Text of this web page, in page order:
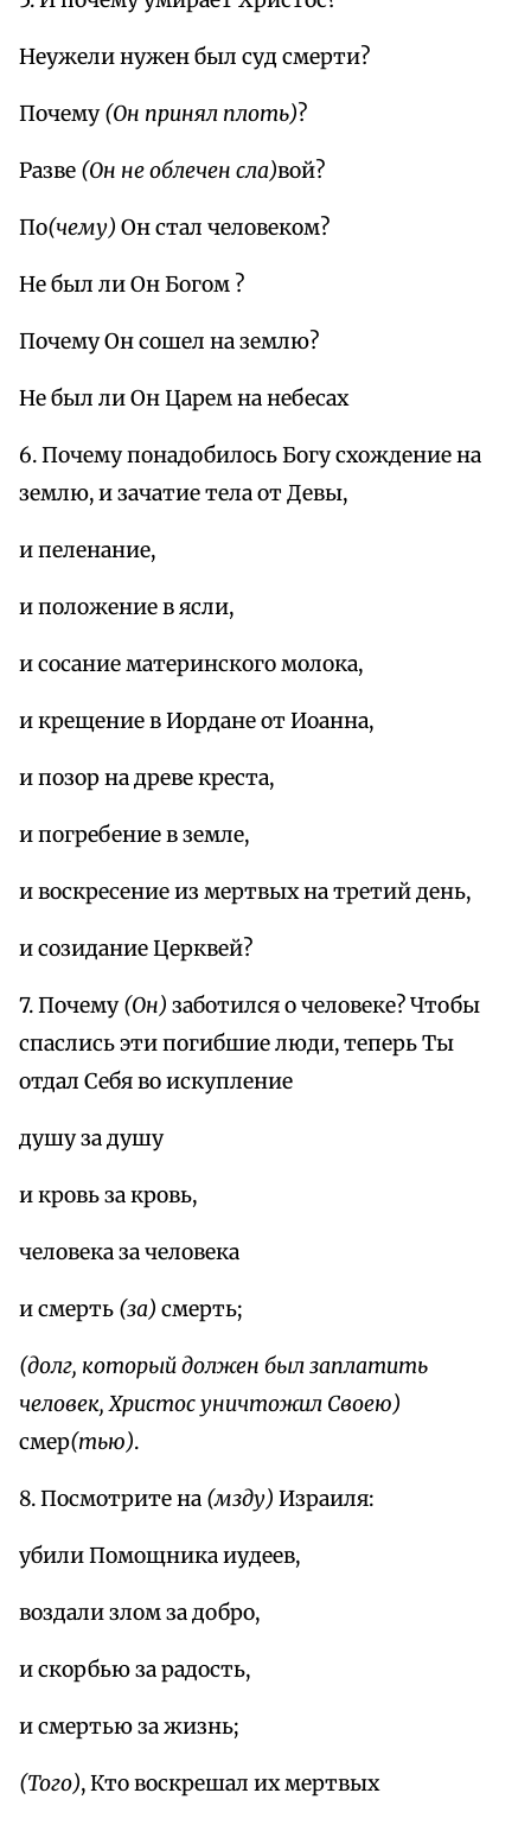
Неужели нужен был суд смерти?
Почему(Он принял плоть)?
Разве (Он не облечен сла)вой?
По(чему) Он стал человеком?
Не был ли Он Богом ?
Почему Он сошел на землю?
Не был ли Он Царем на небесах
6. Почему понадобилось Богу схождение на
землю, и зачатие тела от Девы,
и пеленание,
и положение в ясли,
и сосание материнского молока,
и крещение в Иордане от Иоанна,
и позор на древе креста,
и погребение в земле,
и воскресение из мертвых на третий день,
и созидание Церквей?
7. Почему(Он) заботился о человеке? Чтобы
спаслись эти погибшие люди, теперь Ты
отдал Себя во искупление
душу за душу
и кровь за кровь,
человека за человека
и смерть (за) смерть;
(долг, который должен был заплатить
человек, Христос уничтожил Своею)
смер(тью).
8. Посмотрите на (мзду) Израиля:
убили Помощника иудеев,
воздали злом за добро,
и скорбью за радость,
и смертью за жизнь;
(Того), Кто воскрешал их мертвых